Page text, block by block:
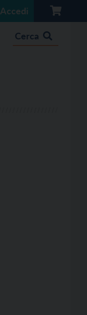
Accedi
Cerca